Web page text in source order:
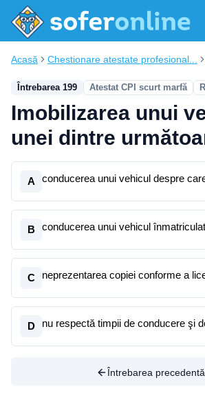
Acasă Chestionare atestate profesional...
Întrebarea 199 Atestat CPI scurt marfă
Imobilizarea unui
unei dintre
A conducerea unui vehicul despre
B conducerea unui vehicul
C neprezentarea copiei conforme a
D nu respectă timpii de conducere şi
Întrebarea